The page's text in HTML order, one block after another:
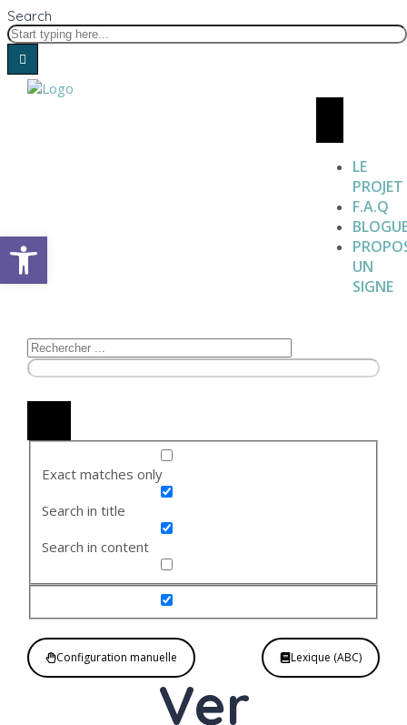
Search
LE
PROJET
F.A.Q
UN
SIGNE
Exact matches only
Search in title
Search in content
Configuration manuelle Lexique (ABC)
Ver
Open toolbar